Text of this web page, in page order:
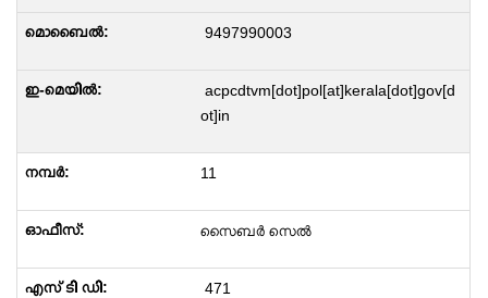
9497990003
acpcdtvm[dot]pol[at]kerala[dot]gov[d
ot]in
11
സൈബർ സെൽ
471